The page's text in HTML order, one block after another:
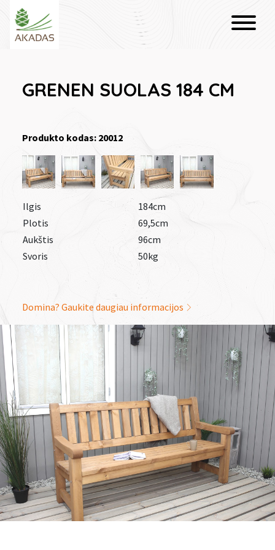
GRENEN SUOLAS 184 CM
Produkto kodas: 20012
Ilgis
184cm
Plotis
69,5cm
Aukštis
96cm
Svoris
50kg
Domina? Gaukite daugiau informacijos